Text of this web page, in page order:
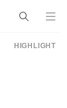
HIGHLIGHT